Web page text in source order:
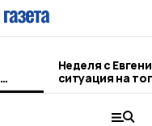
Неделя с
ситуация на
городе и